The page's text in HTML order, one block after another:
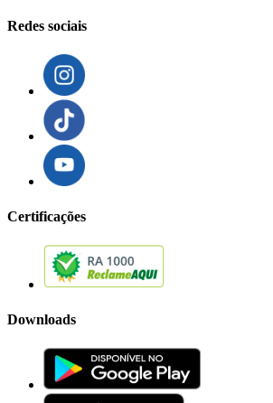
Redes sociais
Certificações
Downloads